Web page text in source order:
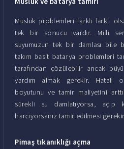
Musluk problemleri farklı farklı
tek bir sonucu vardır. Milli
suyumuzun tek bir damlası bile
takım basit batarya problemleri
tarafından çözülebilir ancak
yardım almak gerekir. Hatalı
boyutunu ve tamir maliyetini
sürekli su damlatıyorsa, açıp
harcıyorsanız tamir edilmesi
Pimaş tıkanıklığı açma